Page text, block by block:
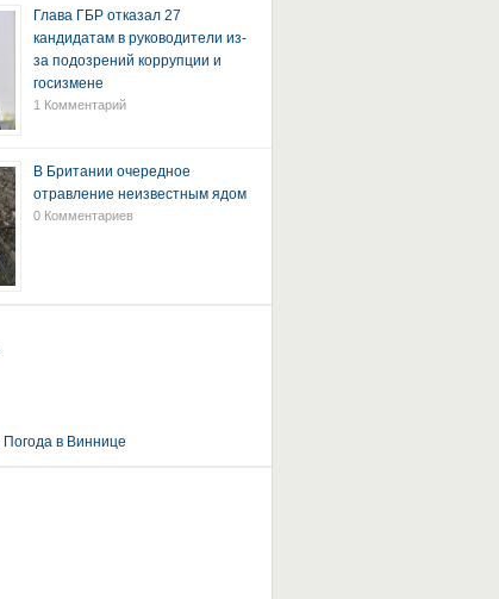
Глава ГБР отказал 27
кандидатам в руководители из-
за подозрений коррупции и
госизмене
1 Комментарий
В Британии очередное
отравление неизвестным ядом
0 Комментариев
Погода в Виннице